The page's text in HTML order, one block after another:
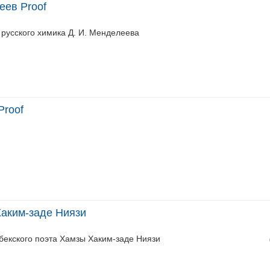
Proof
химика Д. И. Менделеева
заде Ниязи
поэта Хамзы Хаким-заде Ниязи